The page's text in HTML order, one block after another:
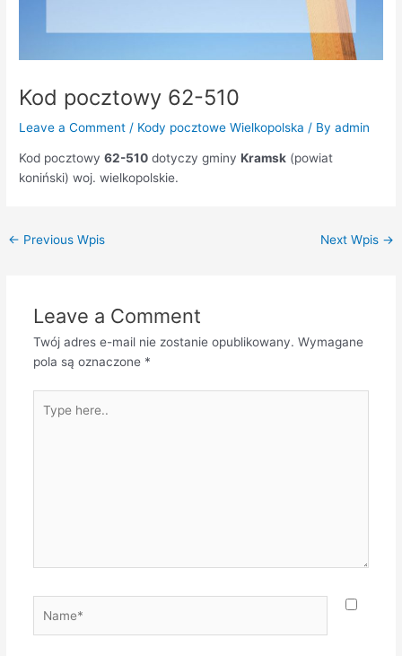
Kod pocztowy 62-510
Leave a Comment / Kody pocztowe Wielkopolska / Byadmin
Kod pocztowy62-510 dotyczy gminyKramsk (powiat
koniński) woj. wielkopolskie.
← Previous Wpis Next Wpis →
Leave a Comment
Twój adres e-mail nie zostanie opublikowany. Wymagane
pola są oznaczone *
here..